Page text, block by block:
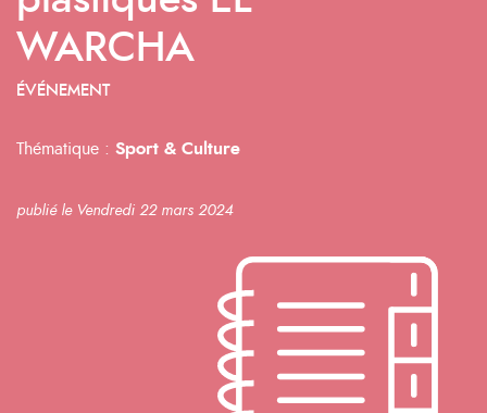
WARCHA
ÉVÉNEMENT
Thématique : Sport & Culture
publié le Vendredi 22 mars 2024